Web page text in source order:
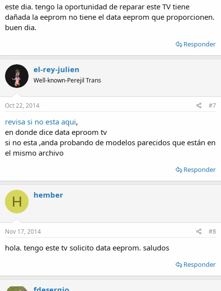
este dia. tengo la oportunidad de reparar este TV tiene
dañada la eeprom no tiene el data eeprom que proporcionen.
buen dia.
Responder
el-rey-julien
Well-known-Perejil Trans
Oct 22, 2014 #7
revisa si no esta aqui,
en donde dice data eproom tv
si no esta ,anda probando de modelos parecidos que están en
el mismo archivo
Responder
H hember
Nov 17, 2014 #8
hola. tengo este tv solicito data eeprom. saludos
Responder